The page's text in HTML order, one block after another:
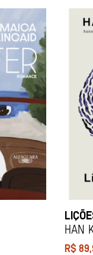
HAN
R$